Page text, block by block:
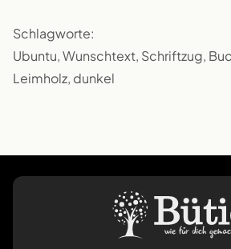
Schlagworte:
Ubuntu, Wunschtext, Schriftzug,
Leimholz, dunkel